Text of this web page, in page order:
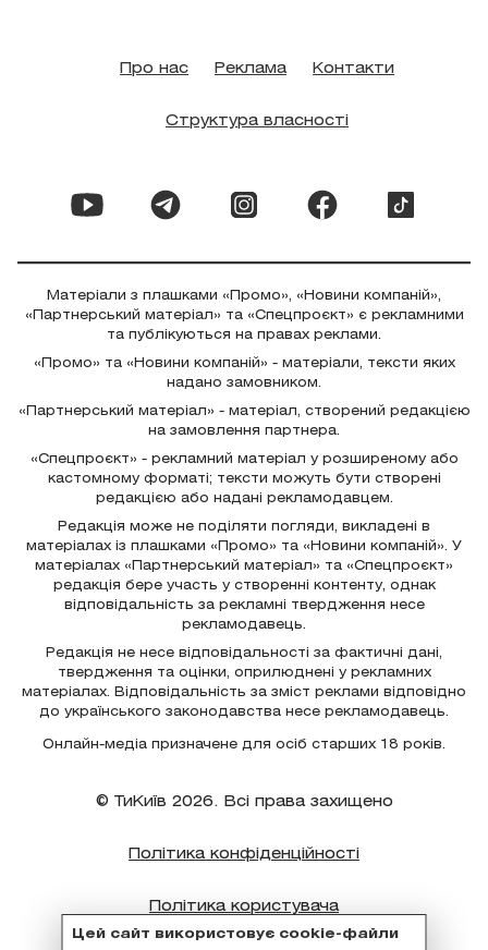
Цей сайт використовує cookie-файли
Про нас Реклама Контакти
Структура власності
Матеріали з плашками «Промо», «Новини компаній»,
«Партнерський матеріал» та «Спецпроєкт» є рекламними
та публікуються на правах реклами.
«Промо» та «Новини компаній» - матеріали, тексти яких
надано замовником.
«Партнерський матеріал» - матеріал, створений редакцією
на замовлення партнера.
«Спецпроєкт» - рекламний матеріал у розширеному або
кастомному форматі; тексти можуть бути створені
редакцією або надані рекламодавцем.
Редакція може не поділяти погляди, викладені в
матеріалах із плашками «Промо» та «Новини компаній». У
матеріалах «Партнерський матеріал» та «Спецпроєкт»
редакція бере участь у створенні контенту, однак
відповідальність за рекламні твердження несе
рекламодавець.
Редакція не несе відповідальності за фактичні дані,
твердження та оцінки, оприлюднені у рекламних
матеріалах. Відповідальність за зміст реклами відповідно
до українського законодавства несе рекламодавець.
Онлайн-медіа призначене для осіб старших 18 років.
© ТиКиїв 2026. Всі права захищено
Політика конфіденційності
Політика користувача